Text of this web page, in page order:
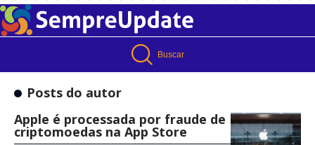
Buscar
Posts do autor
Apple é processada por fraude de
criptomoedas na App Store